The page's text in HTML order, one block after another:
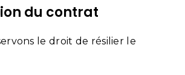
du contrat
le droit de résilier le